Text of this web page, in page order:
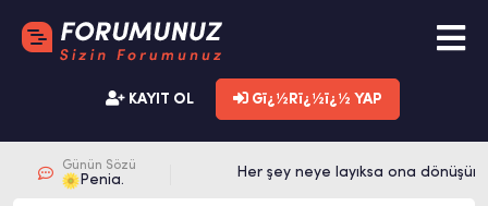
KAYIT OL Gï¿½Rï¿½ï¿½ YAP
Günün Sözü
Penia.
Her şey neye layıksa ona dönüşür.